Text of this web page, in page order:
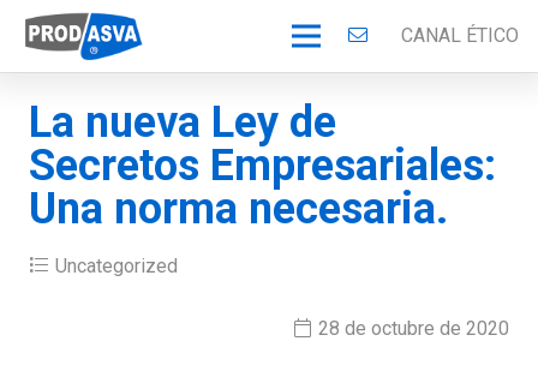
CANAL ÉTICO
La nueva Ley de
Secretos Empresariales:
Una norma necesaria.
Uncategorized
28 de octubre de 2020